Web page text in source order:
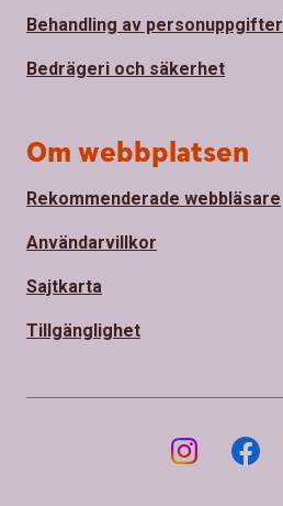
Behandling av personuppgifter
Bedrägeri och säkerhet
Om webbplatsen
Rekommenderade webbläsare
Användarvillkor
Sajtkarta
Tillgänglighet